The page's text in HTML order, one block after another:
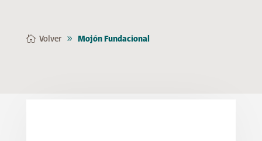
Volver Mojón Fundacional